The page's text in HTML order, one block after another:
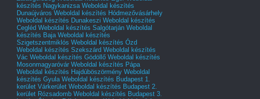
készítés Nagykanizsa Weboldal készítés
Dunaújváros Weboldal készítés Hódmezővásárhely
Weboldal készítés Dunakeszi Weboldal készítés
Cegléd Weboldal készítés Salgótarján Weboldal
készítés Baja Weboldal készítés
Szigetszentmiklós Weboldal készítés Ózd
Weboldal készítés Szekszárd Weboldal készítés
Vác Weboldal készítés Gödöllő Weboldal készítés
Mosonmagyaróvár Weboldal készítés Pápa
Weboldal készítés Hajdúböszörmény Weboldal
készítés Gyula Weboldal készítés Budapest 1.
kerület Várkerület Weboldal készítés Budapest 2.
kerület Rózsadomb Weboldal készítés Budapest 3.